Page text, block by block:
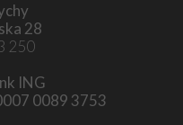
28
250
ING
0089 3753